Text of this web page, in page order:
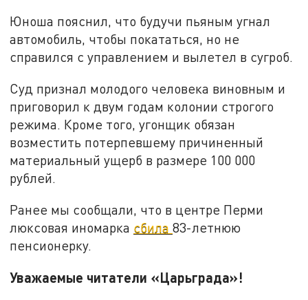
Юноша пояснил, что будучи пьяным угнал
автомобиль, чтобы покататься, но не
справился с управлением и вылетел в сугроб.
Суд признал молодого человека виновным и
приговорил к двум годам колонии строгого
режима. Кроме того, угонщик обязан
возместить потерпевшему причиненный
материальный ущерб в размере 100 000
рублей.
Ранее мы сообщали, что в центре Перми
люксовая иномарка сбила83-летнюю
пенсионерку.
Уважаемые читатели «Царьграда»!